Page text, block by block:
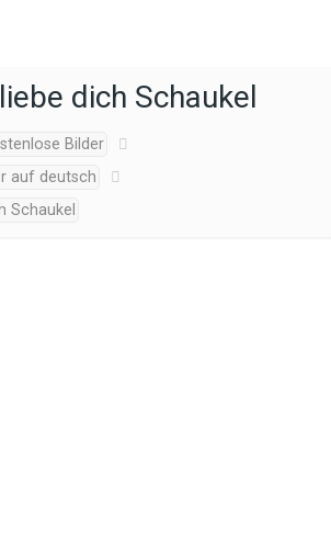
dich Schaukel
Bilder
auf deutsch
Schaukel